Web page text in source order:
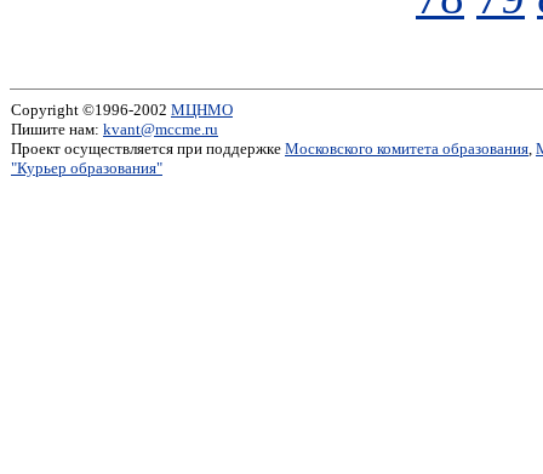
Copyright ©1996-2002 МЦНМО
Пишите нам: kvant@mccme.ru
Проект осуществляется при поддержке Московского комитета образования,
"Курьер образования"